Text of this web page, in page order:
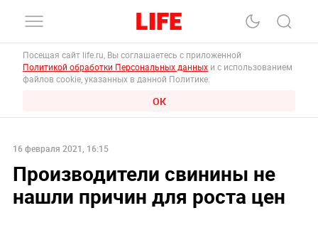
Посещая сайт life.ru, Вы соглашаетесь с приложенной
Политикой обработки Персональных данных и с использованием
файлов cookie, указанных в данной Политике.
ОК
16 февраля 2021, 16:15
Производители свинины не
нашли причин для роста цен